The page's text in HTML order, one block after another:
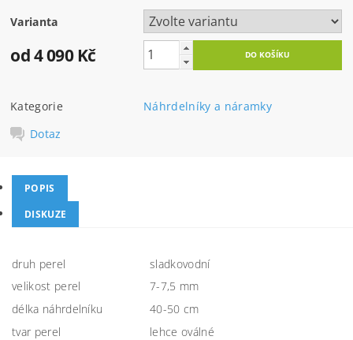
Varianta
od 4 090 Kč
Kategorie
Náhrdelníky a náramky
Dotaz
POPIS
DISKUZE
druh perel
sladkovodní
velikost perel
7-7,5 mm
délka náhrdelníku
40-50 cm
tvar perel
lehce oválné